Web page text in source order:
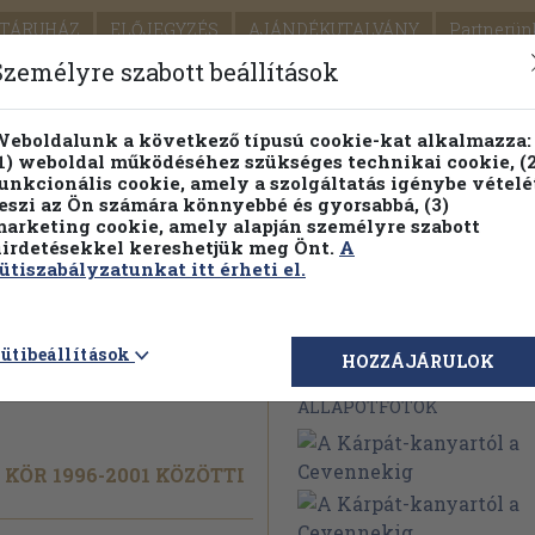
ELŐJEGYZÉS AJÁNDÉKUTALVÁNY
SEGÍTSÉG
PILLANATNYI ÁRAINK FENNTARTHATÓ
Részletes kereső Témaköri fa
a
1996-2001 KÖZÖTTI
Megvásárolható
ÁLLAPOTFOTÓK
szabott beállítások
a következő típusú cookie-kat alkalmazza:
weboldal működéséhez szükséges technikai cookie,
cookie, amely a szolgáltatás igénybe
az Ön számára könnyebbé és gyorsabbá, (3)
cookie, amely alapján személyre szabott
kereshetjük meg Önt. A
itt érheti el.
HOZZÁJÁRULOK